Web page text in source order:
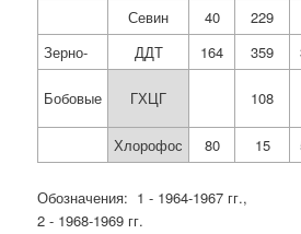
Севин
40 229
Зерно-
ДДТ 164 359
Бобовые ГХЦГ 108
Хлорофос 80 15
Обозначения: 1 - 1964-1967 гг.,
2 - 1968-1969 гг.